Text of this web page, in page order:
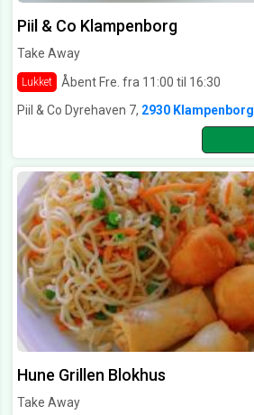
Piil & Co Klampenborg
Take Away
Lukket Åbent Fre. fra 11:00 til 16:30
Piil & Co Dyrehaven 7, 2930 Klampenborg
Hune Grillen Blokhus
Take Away